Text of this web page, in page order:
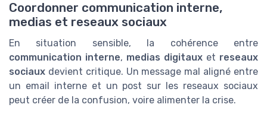
Coordonner communication interne,
medias et reseaux sociaux
En situation sensible, la cohérence entre
communication interne, medias digitaux et reseaux
sociaux devient critique. Un message mal aligné entre
un email interne et un post sur les reseaux sociaux
peut créer de la confusion, voire alimenter la crise.